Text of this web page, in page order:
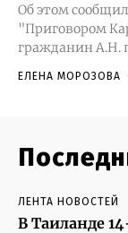
Об этом
"Приговором
гражданин А.Н.
ЕЛЕНА МОРОЗОВА
ЛЕНТА НОВОСТЕЙ
В Таиланде